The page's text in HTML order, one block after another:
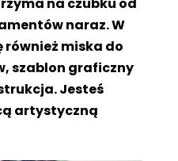
na czubku od
naraz. W
również miska do
szablon graficzny
Jesteś
artystyczną